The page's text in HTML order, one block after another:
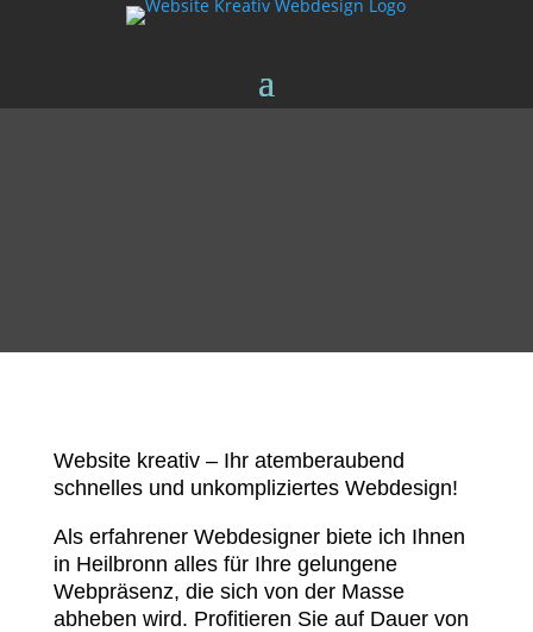
Website kreativ – Ihr atemberaubend
schnelles und unkompliziertes Webdesign!
Als erfahrener Webdesigner biete ich Ihnen
in Heilbronn alles für Ihre gelungene
Webpräsenz, die sich von der Masse
abheben wird. Profitieren Sie auf Dauer von